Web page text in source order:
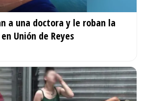
a una doctora y le roban la
Unión de Reyes